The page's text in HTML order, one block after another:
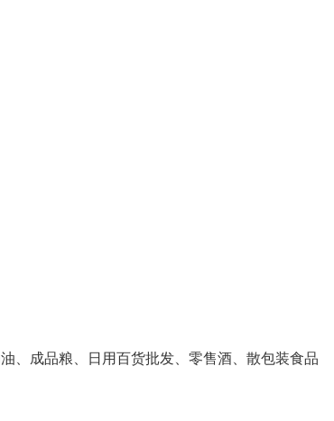
、成品粮、日用百货批发、零售酒、散包装食品